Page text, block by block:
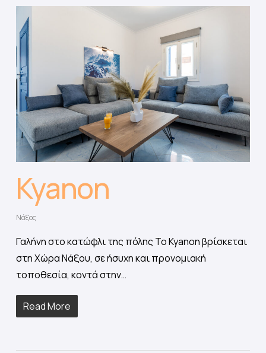
Kyanon
Νάξος
Γαλήνη στο κατώφλι της πόλης Το Kyanon βρίσκεται
στη Χώρα Νάξου, σε ήσυχη και προνομιακή
τοποθεσία, κοντά στην…
Read More